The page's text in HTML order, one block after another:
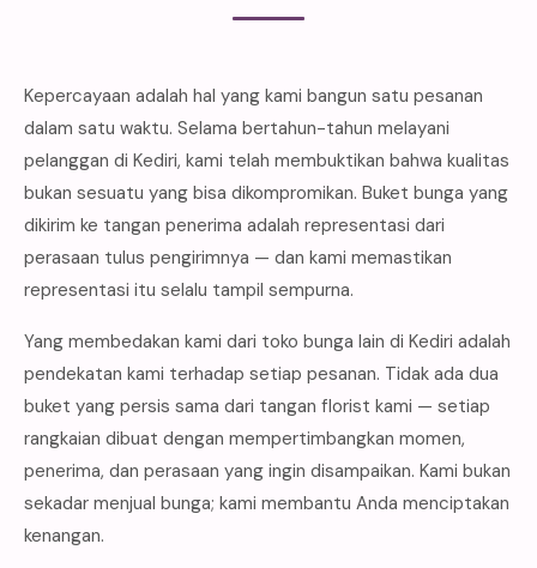
Kepercayaan adalah hal yang kami bangun satu pesanan
dalam satu waktu. Selama bertahun-tahun melayani
pelanggan di Kediri, kami telah membuktikan bahwa kualitas
bukan sesuatu yang bisa dikompromikan. Buket bunga yang
dikirim ke tangan penerima adalah representasi dari
perasaan tulus pengirimnya — dan kami memastikan
representasi itu selalu tampil sempurna.
Yang membedakan kami dari toko bunga lain di Kediri adalah
pendekatan kami terhadap setiap pesanan. Tidak ada dua
buket yang persis sama dari tangan florist kami — setiap
rangkaian dibuat dengan mempertimbangkan momen,
penerima, dan perasaan yang ingin disampaikan. Kami bukan
sekadar menjual bunga; kami membantu Anda menciptakan
kenangan.